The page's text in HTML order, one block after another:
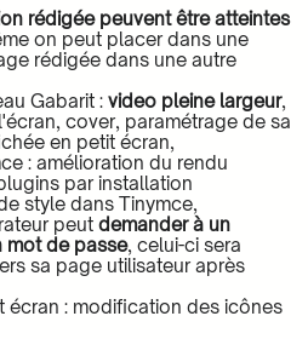
rédigée peuvent être atteintes
on peut placer dans une
rédigée dans une autre
Gabarit : video pleine largeur,
cover, paramétrage de sa
en petit écran,
: amélioration du rendu
par installation
style dans Tinymce,
peut demander à un
mot de passe, celui-ci sera
sa page utilisateur après
: modification des icônes